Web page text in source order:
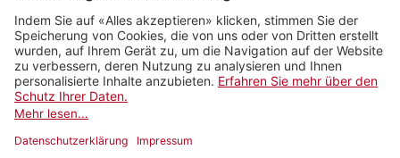
Kontakt
Impressum
Rechtliches
Netiquette